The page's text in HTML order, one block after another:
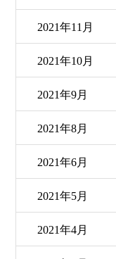
2021年11月
2021年10月
2021年9月
2021年8月
2021年6月
2021年5月
2021年4月